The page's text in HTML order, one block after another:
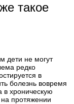
такое
дети не могут
редко
в
болезнь вовремя
в хроническую
протяжении